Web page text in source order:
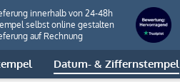
innerhalb von 24-48h
selbst online gestalten
auf Rechnung
Datum- & Ziffernstempel